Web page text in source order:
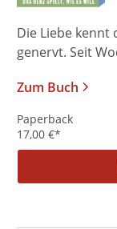
Die Liebe kennt
genervt. Seit
Zum Buch
Paperback
17,00 €*